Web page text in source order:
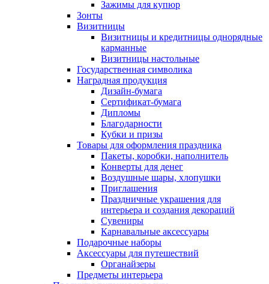
Зажимы для купюр
Зонты
Визитницы
Визитницы и кредитницы однорядные
карманные
Визитницы настольные
Государственная символика
Наградная продукция
Дизайн-бумага
Сертификат-бумага
Дипломы
Благодарности
Кубки и призы
Товары для оформления праздника
Пакеты, коробки, наполнитель
Конверты для денег
Воздушные шары, хлопушки
Приглашения
Праздничные украшения для
интерьера и создания декораций
Сувениры
Карнавальные аксессуары
Подарочные наборы
Аксессуары для путешествий
Органайзеры
Предметы интерьера